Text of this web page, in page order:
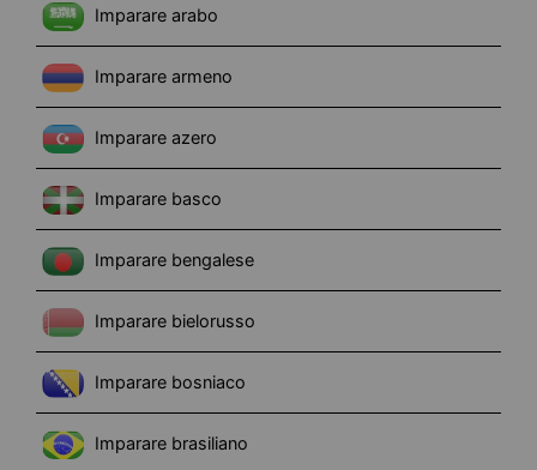
Imparare arabo
Imparare armeno
Imparare azero
Imparare basco
Imparare bengalese
Imparare bielorusso
Imparare bosniaco
Imparare brasiliano